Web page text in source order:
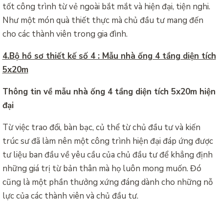
tốt công trình từ vẻ ngoài bắt mắt và hiện đại, tiện nghi.
Như một món quà thiết thực mà chủ đầu tư mang đến
cho các thành viên trong gia đình.
4.Bộ hồ sơ thiết kế số 4 : Mẫu nhà ống 4 tầng diện tích
5x20m
Thông tin về mẫu nhà ống 4 tầng diện tích 5x20m hiện
đại
Từ việc trao đổi, bàn bạc, củ thể từ chủ đầu tư và kiến
trúc sư đã làm nên một công trình hiện đại đáp ứng được
tư liệu ban đầu về yêu cầu của chủ đầu tư để khẳng định
những giá trị từ bản thân mà họ luôn mong muốn. Đó
cũng là một phần thưởng xứng đáng dành cho những nỗ
lực của các thành viên và chủ đầu tư.